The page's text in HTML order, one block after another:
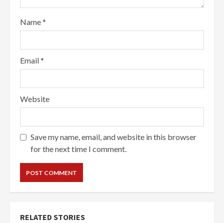
Name*
Email*
Website
Save my name, email, and website in this browser
for the next time I comment.
RELATED STORIES